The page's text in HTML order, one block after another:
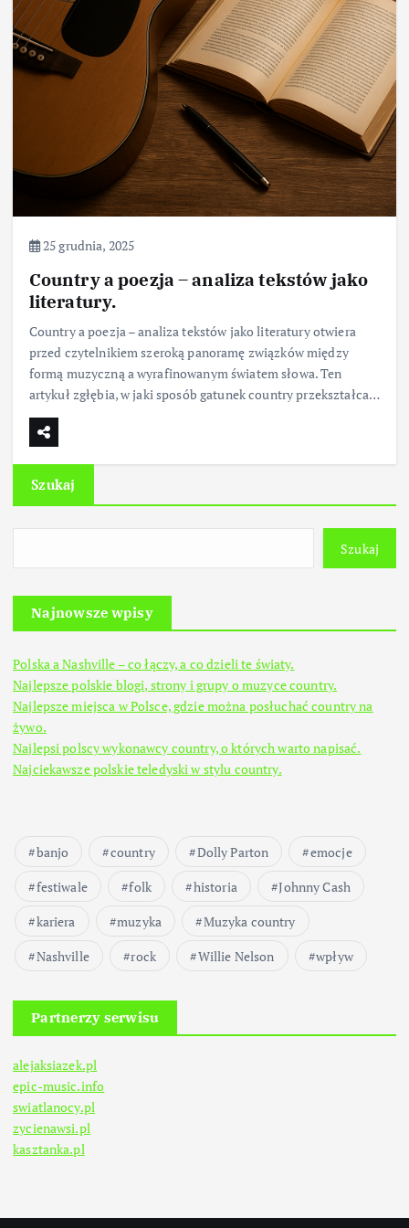
25 grudnia, 2025
Country a poezja – analiza tekstów jako
literatury.
Country a poezja – analiza tekstów jako literatury otwiera
przed czytelnikiem szeroką panoramę związków między
formą muzyczną a wyrafinowanym światem słowa. Ten
artykuł zgłębia, w jaki sposób gatunek country przekształca…
Szukaj
Szukaj
Najnowsze wpisy
Polska a Nashville – co łączy, a co dzieli te światy.
Najlepsze polskie blogi, strony i grupy o muzyce country.
Najlepsze miejsca w Polsce, gdzie można posłuchać country na
żywo.
Najlepsi polscy wykonawcy country, o których warto napisać.
Najciekawsze polskie teledyski w stylu country.
banjo country Dolly Parton
emocje
festiwale
folk historia
Johnny Cash
kariera
muzyka
Muzyka country
Nashville
rock Willie Nelson wpływ
Partnerzy serwisu
alejaksiazek.pl
epic-music.info
swiatlanocy.pl
zycienawsi.pl
kasztanka.pl